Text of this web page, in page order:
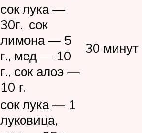
сок лука —
30г., сок
лимона — 5
г., мед — 10
г., сок алоэ —
10 г.
30 минут
сок лука — 1
луковица,